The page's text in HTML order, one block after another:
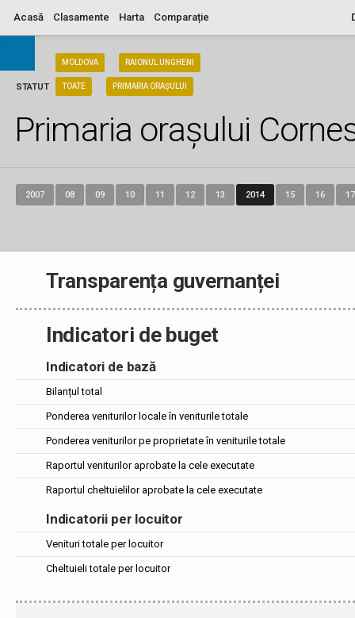
Acasă Clasamente Harta Comparație
STATUT
MOLDOVA RAIONUL UNGHENI
TOATE PRIMARIA ORAȘULUI
Primaria orașului
2007 08 09 10 11 12 13 2014 15 16 17
Transparența guvernanței
Indicatori de buget
Indicatori de bază
Bilanțul total
Ponderea veniturilor locale în veniturile totale
Ponderea veniturilor pe proprietate în veniturile totale
Raportul veniturilor aprobate la cele executate
Raportul cheltuielilor aprobate la cele executate
Indicatorii per locuitor
Venituri totale per locuitor
Cheltuieli totale per locuitor